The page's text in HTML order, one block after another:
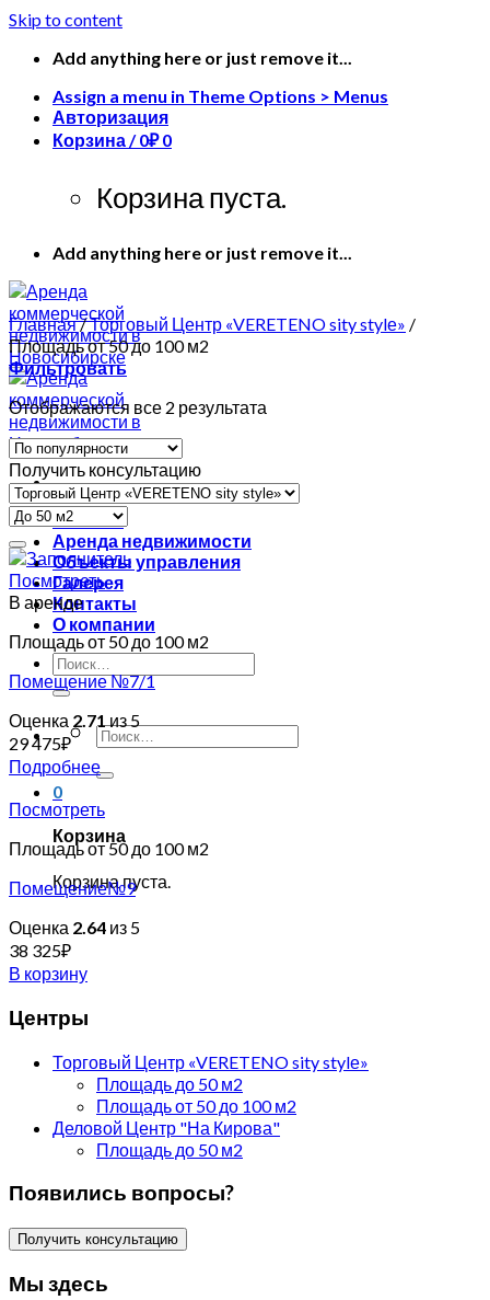
Skip to content
Add anything here or just remove it...
Assign a menu in Theme Options > Menus
Авторизация
Корзина /0₽ 0
Корзина пуста.
Add anything here or just remove it...
Главная
Аренда недвижимости
Объекты управления
Галерея
Контакты
О компании
0
Корзина
Корзина пуста.
Главная/Торговый Центр «VERETENO sity stylе» /
Площадь от 50 до 100 м2
Фильтровать
Отображаются все 2 результата
Получить консультацию
Посмотреть
В аренде
Площадь от 50 до 100 м2
Помещение №7/1
Оценка 2.71из 5
29 475₽
Подробнее
Посмотреть
Площадь от 50 до 100 м2
Помещение№9
Оценка 2.64 из 5
38 325₽
В корзину
Центры
Торговый Центр «VERETENO sity stylе»
Площадь до 50 м2
Площадь от 50 до 100 м2
Деловой Центр "На Кирова"
Площадь до 50 м2
Появились вопросы?
Получить консультацию
Мы здесь